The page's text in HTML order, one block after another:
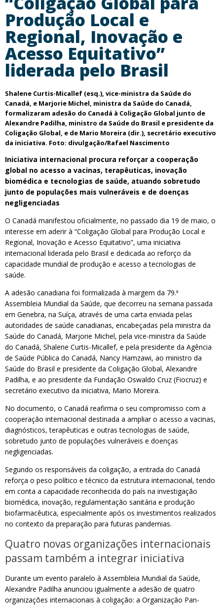
Produção Local e
Regional, Inovação e
Acesso Equitativo”
liderada pelo Brasil
Shalene Curtis-Micallef (esq.), vice-ministra da Saúde do
Canadá, e Marjorie Michel, ministra da Saúde do Canadá,
formalizaram adesão do Canadá à Coligação Global junto de
Alexandre Padilha, ministro da Saúde do Brasil e presidente da
Coligação Global, e de Mario Moreira (dir.), secretário executivo
da iniciativa. Foto: divulgação/Rafael Nascimento
Iniciativa internacional procura reforçar a cooperação
global no acesso a vacinas, terapêuticas, inovação
biomédica e tecnologias de saúde, atuando sobretudo
junto de populações mais vulneráveis e de doenças
negligenciadas
O Canadá manifestou oficialmente, no passado dia 19 de maio, o
interesse em aderir à “Coligação Global para Produção Local e
Regional, Inovação e Acesso Equitativo”, uma iniciativa
internacional liderada pelo Brasil e dedicada ao reforço da
capacidade mundial de produção e acesso a tecnologias de
saúde.
A adesão canadiana foi formalizada à margem da 79.ª
Assembleia Mundial da Saúde, que decorreu na semana passada
em Genebra, na Suíça, através de uma carta enviada pelas
autoridades de saúde canadianas, encabeçadas pela ministra da
Saúde do Canadá, Marjorie Michel, pela vice-ministra da Saúde
do Canadá, Shalene Curtis-Micallef, e pela presidente da Agência
de Saúde Pública do Canadá, Nancy Hamzawi, ao ministro da
Saúde do Brasil e presidente da Coligação Global, Alexandre
Padilha, e ao presidente da Fundação Oswaldo Cruz (Fiocruz) e
secretário executivo da iniciativa, Mario Moreira.
No documento, o Canadá reafirma o seu compromisso com a
cooperação internacional destinada a ampliar o acesso a vacinas,
diagnósticos, terapêuticas e outras tecnologias de saúde,
sobretudo junto de populações vulneráveis e doenças
negligenciadas.
Segundo os responsáveis da coligação, a entrada do Canadá
reforça o peso político e técnico da estrutura internacional, tendo
em conta a capacidade reconhecida do país na investigação
biomédica, inovação, regulamentação sanitária e produção
biofarmacêutica, especialmente após os investimentos realizados
no contexto da preparação para futuras pandemias.
Quatro novas organizações internacionais
passam também a integrar iniciativa
Durante um evento paralelo à Assembleia Mundial da Saúde,
Alexandre Padilha anunciou igualmente a adesão de quatro
organizações internacionais à coligação: a Organização Pan-